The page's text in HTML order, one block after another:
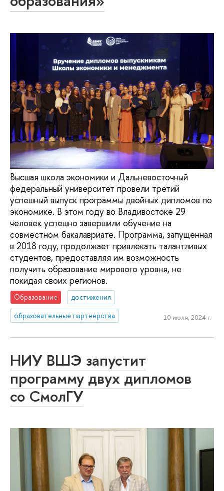
Высшая школа экономики и Дальневосточный
федеральный университет провели третий
успешный выпуск программы двойных дипломов по
экономике. В этом году во Владивостоке 29
человек успешно завершили обучение на
совместном бакалавриате. Программа, запущенная
в 2018 году, продолжает привлекать талантливых
студентов, предоставляя им возможность
получить образование мирового уровня, не
покидая своих регионов.
Образование
достижения
образовательные партнерства
10 июля, 2024 г.
НИУ ВШЭ запустит
программу двух дипломов
со СмолГУ